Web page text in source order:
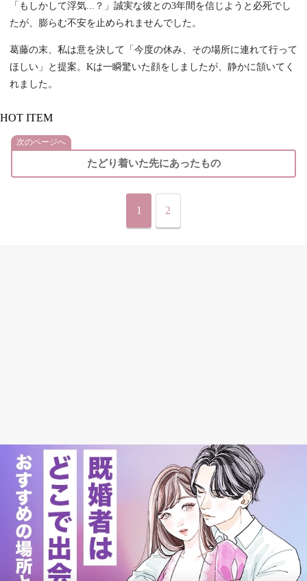
「もしかして浮気...？」誠実な彼との3年間を信じようと必死でし
たが、膨らむ不安を止められませんでした。
葛藤の末、私は意を決して「今度の休み、その場所に連れて行って
ほしい」と提案。Kは一瞬驚いた顔をしましたが、静かに頷いてく
れました。
HOT ITEM
次のページへ
たどり着いた先にあったもの
1 2